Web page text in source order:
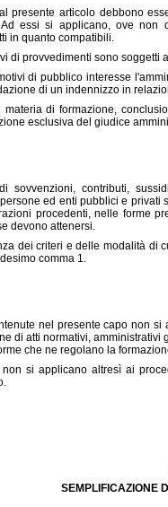
presente articolo debbono
Ad essi si applicano, ove
in quanto compatibili.
di provvedimenti sono soggetti
di pubblico interesse
di un indennizzo in
materia di formazione,
esclusiva del giudice
sovvenzioni, contributi,
ed enti pubblici e
procedenti, nelle forme
devono attenersi.
dei criteri e delle modalità di
comma 1.
nel presente capo non
di atti normativi,
che ne regolano la
si applicano altresì ai
SEMPLIFICAZIONE